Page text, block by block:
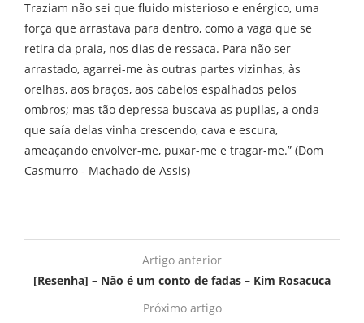
Traziam não sei que fluido misterioso e enérgico, uma
força que arrastava para dentro, como a vaga que se
retira da praia, nos dias de ressaca. Para não ser
arrastado, agarrei-me às outras partes vizinhas, às
orelhas, aos braços, aos cabelos espalhados pelos
ombros; mas tão depressa buscava as pupilas, a onda
que saía delas vinha crescendo, cava e escura,
ameaçando envolver-me, puxar-me e tragar-me.” (Dom
Casmurro - Machado de Assis)
Artigo anterior
[Resenha] – Não é um conto de fadas – Kim Rosacuca
Próximo artigo